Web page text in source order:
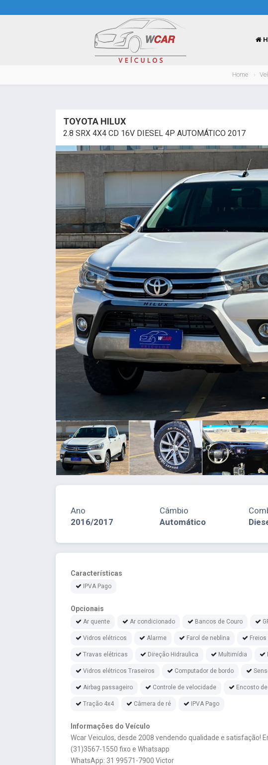
Home
TOYOTA HILUX
2.8 SRX 4X4 CD 16V DIESEL 4P AUTOMÁTICO 2017
Ano
2016/2017
Câmbio
Automático
Características
IPVA Pago
Opcionais
Ar quente Ar condicionado Bancos de Couro
Vidros elétricos Alarme Farol de neblina Freios
Travas elétricas Direção Hidraulica Multimídia
Vidros elétricos Traseiros Computador de bordo
Airbag passageiro Controle de velocidade Encosto
Tração 4x4 Câmera de ré IPVA Pago
Informações do Veículo
Wcar Veiculos, desde 2008 vendendo qualidade e satisfação!
(31)3567-1550 fixo e Whatsapp
WhatsApp: 31 99571-7900 Victor